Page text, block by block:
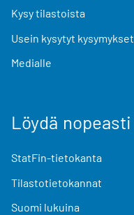
Kysy tilastoista
Usein kysytyt kysymykset
Medialle
Löydä nopeasti
StatFin-tietokanta
Tilastotietokannat
Suomi lukuina